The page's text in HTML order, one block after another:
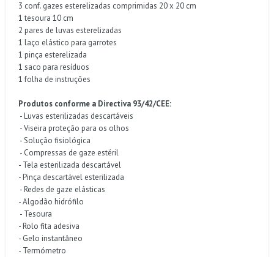
3 conf. gazes esterelizadas comprimidas 20 x 20 cm
1 tesoura 10 cm
2 pares de luvas esterelizadas
1 laço elástico para garrotes
1 pinça esterelizada
1 saco para resíduos
1 folha de instruções
Produtos conforme a Directiva 93/42/CEE:
- Luvas esterilizadas descartáveis
- Viseira proteção para os olhos
- Solução fisiológica
- Compressas de gaze estéril
- Tela esterilizada descartável
- Pinça descartável esterilizada
- Redes de gaze elásticas
- Algodão hidrófilo
- Tesoura
- Rolo fita adesiva
- Gelo instantâneo
- Termómetro